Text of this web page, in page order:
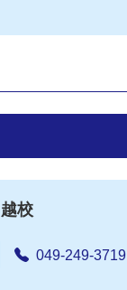
校
049-249-3719